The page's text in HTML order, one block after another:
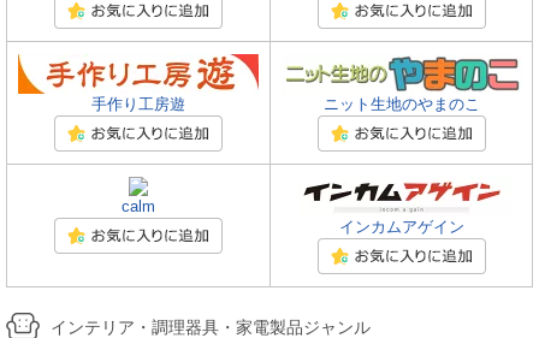
手作り工房遊 ニット生地のやまのこ
calm
インカムアゲイン
インテリア・調理器具・家電製品ジャンル